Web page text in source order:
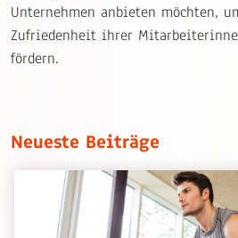
Unternehmen anbieten möchten,
Zufriedenheit ihrer
fördern.
Neueste Beiträge